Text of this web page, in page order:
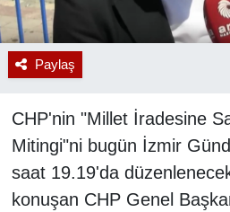
Paylaş
CHP'nin "Millet İradesine
Mitingi"ni bugün İzmir
saat 19.19'da
konuşan CHP Genel